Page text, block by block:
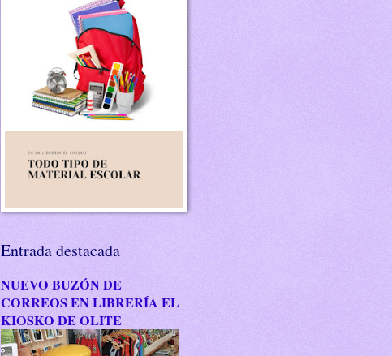
Entrada destacada
NUEVO BUZÓN DE
CORREOS EN LIBRERÍA EL
KIOSKO DE OLITE